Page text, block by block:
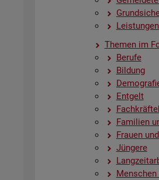
The­men im
Be­ru­fe
Bil­dung
Ent­gelt
Fa­mi­li­en
Frau­en
Jün­ge­re